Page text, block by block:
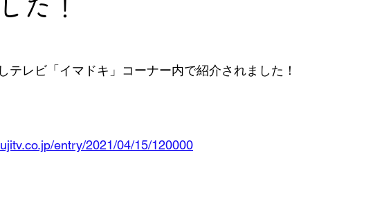
た！
テレビ「イマドキ」コーナー内で紹介されました！
entry/2021/04/15/120000